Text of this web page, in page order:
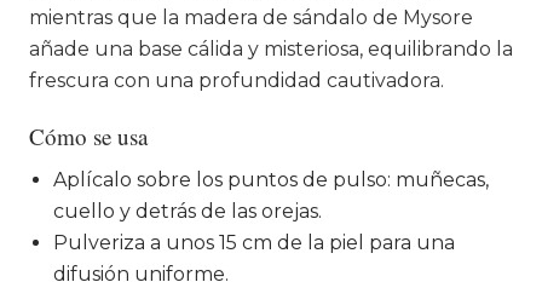
mientras que la madera de sándalo de Mysore
añade una base cálida y misteriosa, equilibrando la
frescura con una profundidad cautivadora.
Cómo se usa
Aplícalo sobre los puntos de pulso: muñecas,
cuello y detrás de las orejas.
Pulveriza a unos 15 cm de la piel para una
difusión uniforme.